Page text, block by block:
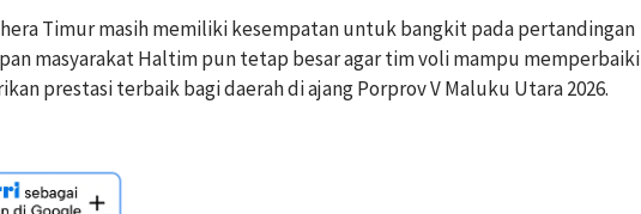
Timur masih memiliki kesempatan untuk bangkit pada pertandingan
masyarakat Haltim pun tetap besar agar tim voli mampu memperbaiki
prestasi terbaik bagi daerah di ajang Porprov V Maluku Utara 2026.